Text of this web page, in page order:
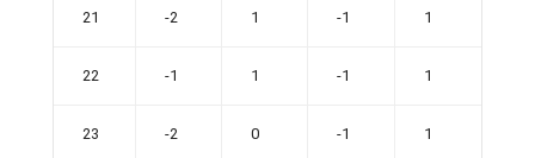
21 -2 1 -1 1
22 -1 1 -1 1
23 -2 0 -1 1